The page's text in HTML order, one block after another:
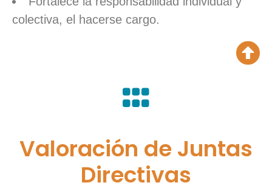
colectiva, el hacerse cargo.
Valoración de Juntas
Directivas